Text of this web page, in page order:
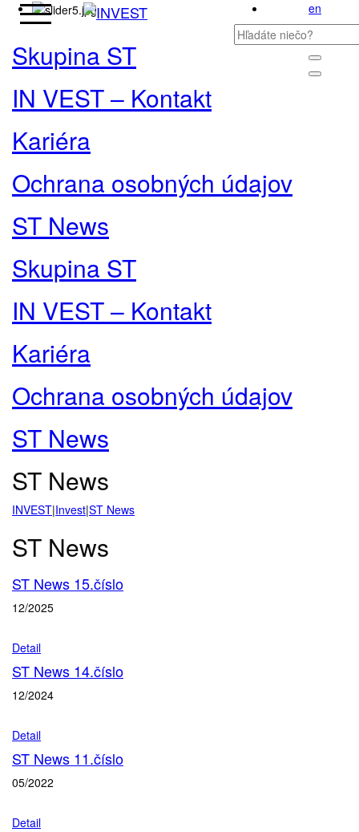
en
Skupina ST
IN VEST – Kontakt
Kariéra
Ochrana osobných údajov
ST News
Skupina ST
IN VEST – Kontakt
Kariéra
Ochrana osobných údajov
ST News
ST News
INVEST|Invest|ST News
ST News
ST News 15.číslo
12/2025
Detail
ST News 14.číslo
12/2024
Detail
ST News 11.číslo
05/2022
Detail